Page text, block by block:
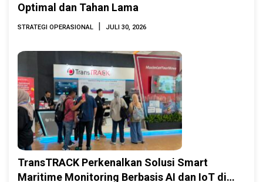
Optimal dan Tahan Lama
STRATEGI OPERASIONAL | JULI 30, 2026
TransTRACK Perkenalkan Solusi Smart
Maritime Monitoring Berbasis AI dan IoT di